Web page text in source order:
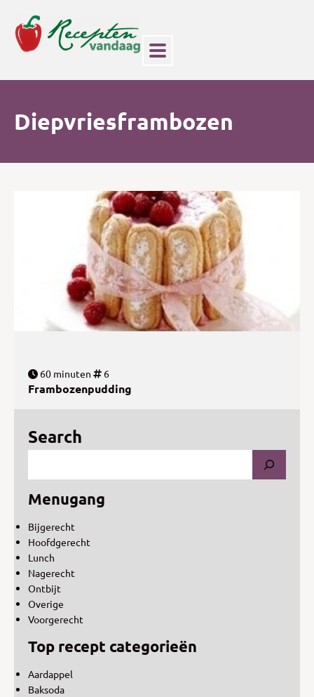
Diepvriesframbozen
60 minuten 6
Frambozenpudding
Search
Menugang
Bijgerecht
Hoofdgerecht
Lunch
Nagerecht
Ontbijt
Overige
Voorgerecht
Top recept categorieën
Aardappel
Baksoda